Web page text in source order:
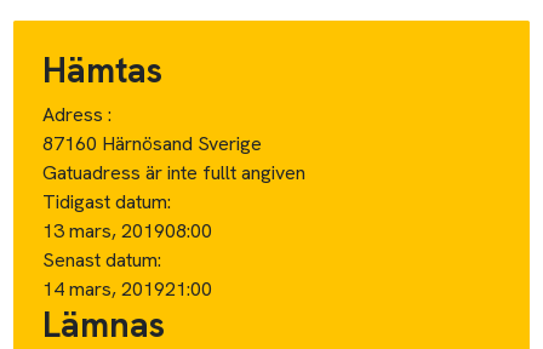
Hämtas
Adress :
87160 Härnösand Sverige
Gatuadress är inte fullt angiven
Tidigast datum:
13 mars, 201908:00
Senast datum:
14 mars, 201921:00
Lämnas